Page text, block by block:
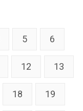
5 6
12 13
18 19